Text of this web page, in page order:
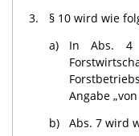
3.
§ 10 wird wie
a)
In Abs. 4
Angabe
b)
Abs. 7 wird